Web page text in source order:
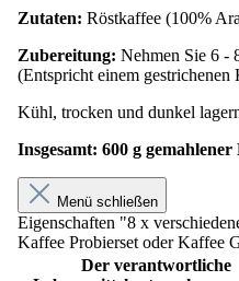
Zutaten: Röstkaffee (100%
Zubereitung: Nehmen Sie 6 -
(Entspricht einem gestrichenen
Kühl, trocken und dunkel
Insgesamt: 600 g
Menü schließen
Eigenschaften "8 x
Kaffee Probierset oder Kaffee
Der verantwortliche